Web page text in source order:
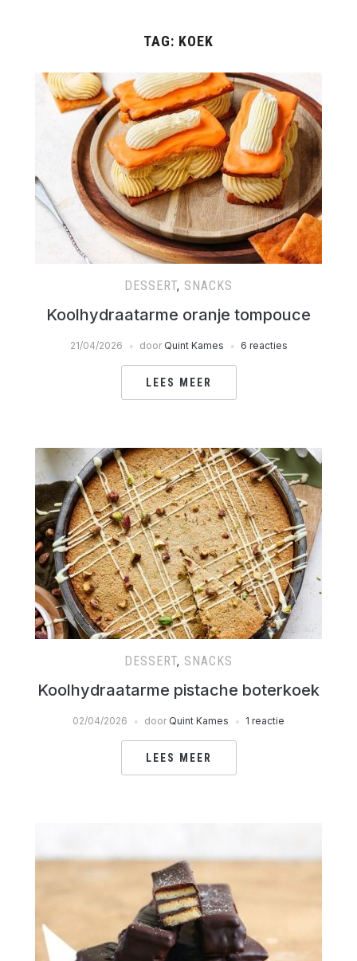
TAG: KOEK
DESSERT, SNACKS
Koolhydraatarme oranje tompouce
21/04/2026 door Quint Kames 6 reacties
LEES MEER
DESSERT, SNACKS
Koolhydraatarme pistache boterkoek
02/04/2026 door Quint Kames 1 reactie
LEES MEER